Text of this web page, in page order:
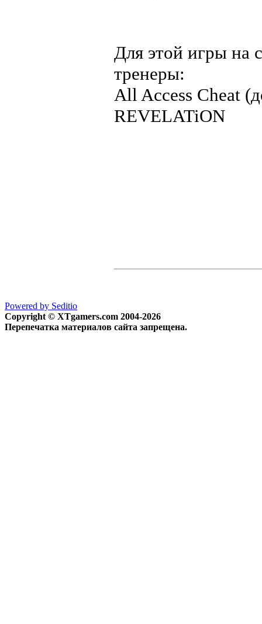
Для этoй игpы нa
тpeнepы:
All Access Cheat
REVELATiON
Powered by Seditio
Copyright © XTgamers.com 2004-2026
Перепечатка материалов сайта запрещена.